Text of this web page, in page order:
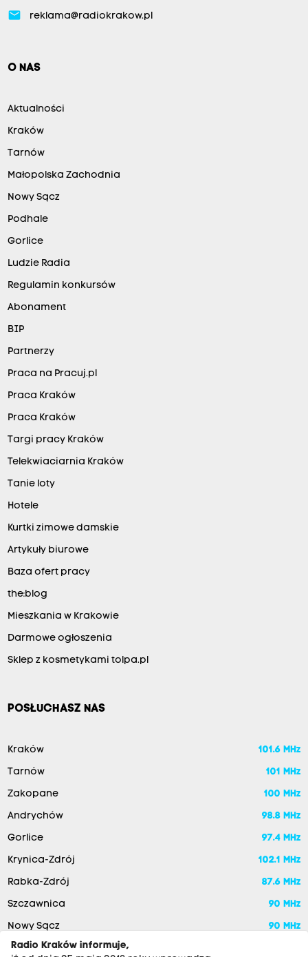
email reklama@radiokrakow.pl
O NAS
Aktualności
Kraków
Tarnów
Małopolska Zachodnia
Nowy Sącz
Podhale
Gorlice
Ludzie Radia
Regulamin konkursów
Abonament
BIP
Partnerzy
Praca na Pracuj.pl
Praca Kraków
Praca Kraków
Targi pracy Kraków
Telekwiaciarnia Kraków
Tanie loty
Hotele
Kurtki zimowe damskie
Artykuły biurowe
Baza ofert pracy
the:blog
Mieszkania w Krakowie
Darmowe ogłoszenia
Sklep z kosmetykami tolpa.pl
POSŁUCHASZ NAS
Kraków 101.6 MHz
Tarnów 101 MHz
Zakopane 100 MHz
Andrychów 98.8 MHz
Gorlice 97.4 MHz
Krynica-Zdrój 102.1 MHz
Rabka-Zdrój 87.6 MHz
Szczawnica 90 MHz
Nowy Sącz
90 MHz
Radio Kraków informuje,